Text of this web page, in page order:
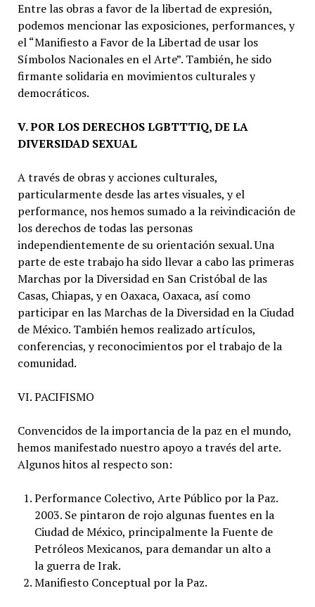
Entre las obras a favor de la libertad de expresión,
podemos mencionar las exposiciones, performances, y
el “Manifiesto a Favor de la Libertad de usar los
Símbolos Nacionales en el Arte”. También, he sido
firmante solidaria en movimientos culturales y
democráticos.
V. POR LOS DERECHOS LGBTTTIQ, DE LA
DIVERSIDAD SEXUAL
A través de obras y acciones culturales,
particularmente desde las artes visuales, y el
performance, nos hemos sumado a la reivindicación de
los derechos de todas las personas
independientemente de su orientación sexual. Una
parte de este trabajo ha sido llevar a cabo las primeras
Marchas por la Diversidad en San Cristóbal de las
Casas, Chiapas, y en Oaxaca, Oaxaca, así como
participar en las Marchas de la Diversidad en la Ciudad
de México. También hemos realizado artículos,
conferencias, y reconocimientos por el trabajo de la
comunidad.
VI. PACIFISMO
Convencidos de la importancia de la paz en el mundo,
hemos manifestado nuestro apoyo a través del arte.
Algunos hitos al respecto son:
Performance Colectivo, Arte Público por la Paz.
2003. Se pintaron de rojo algunas fuentes en la
Ciudad de México, principalmente la Fuente de
Petróleos Mexicanos, para demandar un alto a
la guerra de Irak.
Manifiesto Conceptual por la Paz.